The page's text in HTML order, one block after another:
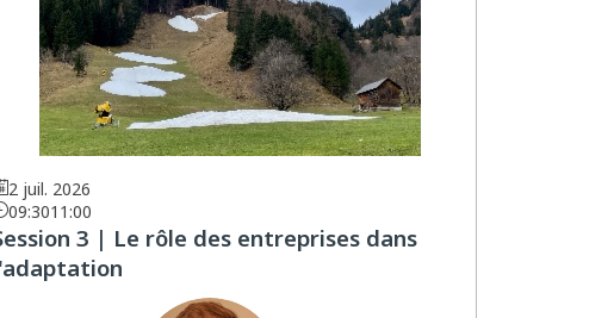
2 juil. 2026
09:3011:00
3 | Le rôle des entreprises dans